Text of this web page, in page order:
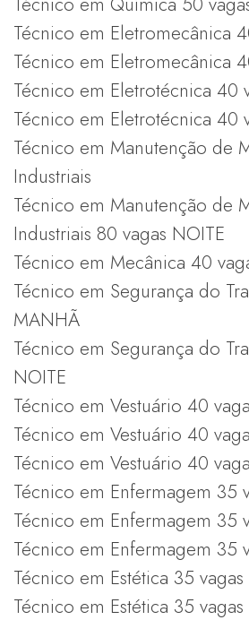
Técnico em Eletromecânica
Técnico em Eletromecânica
Técnico em Eletrotécnica 40
Técnico em Eletrotécnica 40
Técnico em Manutenção de
Industriais
Técnico em Manutenção de
Industriais 80 vagas NOITE
Técnico em Mecânica 40
Técnico em Segurança do
MANHÃ
Técnico em Segurança do
NOITE
Técnico em Vestuário 40
Técnico em Vestuário 40
Técnico em Vestuário 40
Técnico em Enfermagem 35
Técnico em Enfermagem 35
Técnico em Enfermagem 35
Técnico em Estética 35
Técnico em Estética 35